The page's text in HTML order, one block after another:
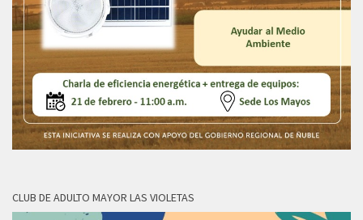
CLUB DE ADULTO MAYOR LAS VIOLETAS